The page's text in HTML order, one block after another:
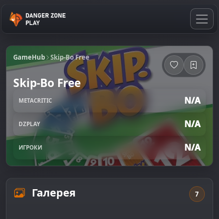
GameHub Skip-Bo Free
Skip-Bo Free
METACRITIC N/A
DZPLAY N/A
ИГРОКИ N/A
Галерея 7